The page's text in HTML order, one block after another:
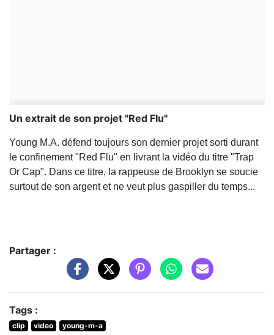
Un extrait de son projet "Red Flu"
Young M.A. défend toujours son dernier projet sorti durant
le confinement "Red Flu" en livrant la vidéo du titre "Trap
Or Cap". Dans ce titre, la rappeuse de Brooklyn se soucie
surtout de son argent et ne veut plus gaspiller du temps...
Partager :
Tags :
clip video young-m-a